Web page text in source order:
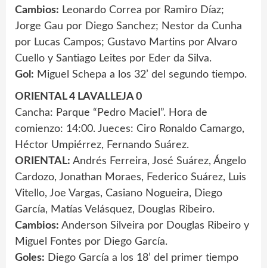
Cambios: Leonardo Correa por Ramiro Díaz;
Jorge Gau por Diego Sanchez; Nestor da Cunha
por Lucas Campos; Gustavo Martins por Alvaro
Cuello y Santiago Leites por Eder da Silva.
Gol: Miguel Schepa a los 32’ del segundo tiempo.
ORIENTAL 4 LAVALLEJA 0
Cancha: Parque “Pedro Maciel”. Hora de
comienzo: 14:00. Jueces: Ciro Ronaldo Camargo,
Héctor Umpiérrez, Fernando Suárez.
ORIENTAL: Andrés Ferreira, José Suárez, Ángelo
Cardozo, Jonathan Moraes, Federico Suárez, Luis
Vitello, Joe Vargas, Casiano Nogueira, Diego
García, Matías Velásquez, Douglas Ribeiro.
Cambios: Anderson Silveira por Douglas Ribeiro y
Miguel Fontes por Diego García.
Goles: Diego García a los 18’ del primer tiempo